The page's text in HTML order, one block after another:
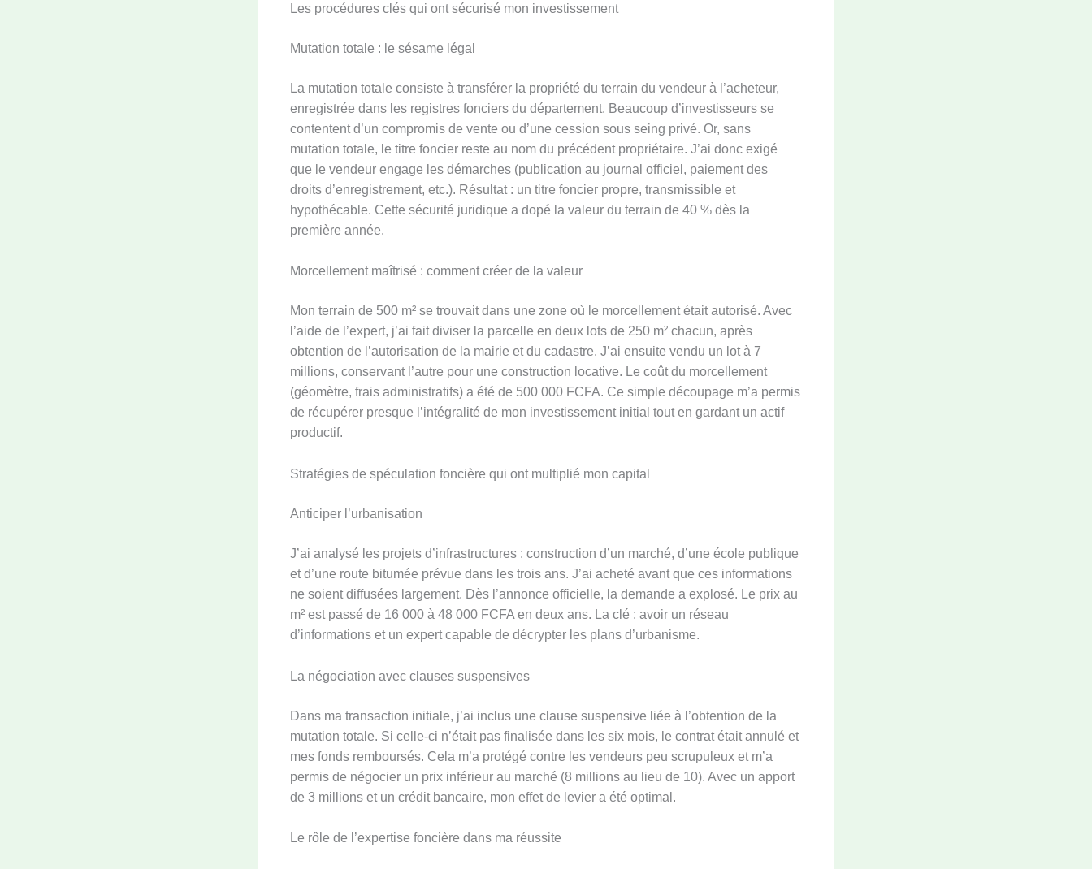
Les procédures clés qui ont sécurisé mon investissement
Mutation totale : le sésame légal
La mutation totale consiste à transférer la propriété du terrain du vendeur à l’acheteur,
enregistrée dans les registres fonciers du département. Beaucoup d’investisseurs se
contentent d’un compromis de vente ou d’une cession sous seing privé. Or, sans
mutation totale, le titre foncier reste au nom du précédent propriétaire. J’ai donc exigé
que le vendeur engage les démarches (publication au journal officiel, paiement des
droits d’enregistrement, etc.). Résultat : un titre foncier propre, transmissible et
hypothécable. Cette sécurité juridique a dopé la valeur du terrain de 40 % dès la
première année.
Morcellement maîtrisé : comment créer de la valeur
Mon terrain de 500 m² se trouvait dans une zone où le morcellement était autorisé. Avec
l’aide de l’expert, j’ai fait diviser la parcelle en deux lots de 250 m² chacun, après
obtention de l’autorisation de la mairie et du cadastre. J’ai ensuite vendu un lot à 7
millions, conservant l’autre pour une construction locative. Le coût du morcellement
(géomètre, frais administratifs) a été de 500 000 FCFA. Ce simple découpage m’a permis
de récupérer presque l’intégralité de mon investissement initial tout en gardant un actif
productif.
Stratégies de spéculation foncière qui ont multiplié mon capital
Anticiper l’urbanisation
J’ai analysé les projets d’infrastructures : construction d’un marché, d’une école publique
et d’une route bitumée prévue dans les trois ans. J’ai acheté avant que ces informations
ne soient diffusées largement. Dès l’annonce officielle, la demande a explosé. Le prix au
m² est passé de 16 000 à 48 000 FCFA en deux ans. La clé : avoir un réseau
d’informations et un expert capable de décrypter les plans d’urbanisme.
La négociation avec clauses suspensives
Dans ma transaction initiale, j’ai inclus une clause suspensive liée à l’obtention de la
mutation totale. Si celle-ci n’était pas finalisée dans les six mois, le contrat était annulé et
mes fonds remboursés. Cela m’a protégé contre les vendeurs peu scrupuleux et m’a
permis de négocier un prix inférieur au marché (8 millions au lieu de 10). Avec un apport
de 3 millions et un crédit bancaire, mon effet de levier a été optimal.
Le rôle de l’expertise foncière dans ma réussite